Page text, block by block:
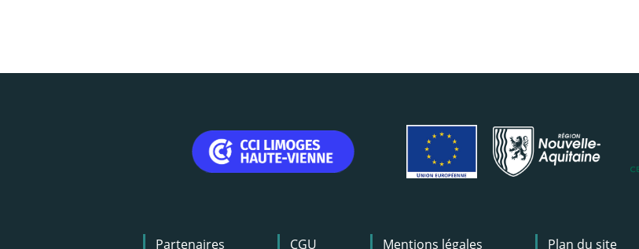
Menu
Partenaires CGU Mentions légales Plan du site